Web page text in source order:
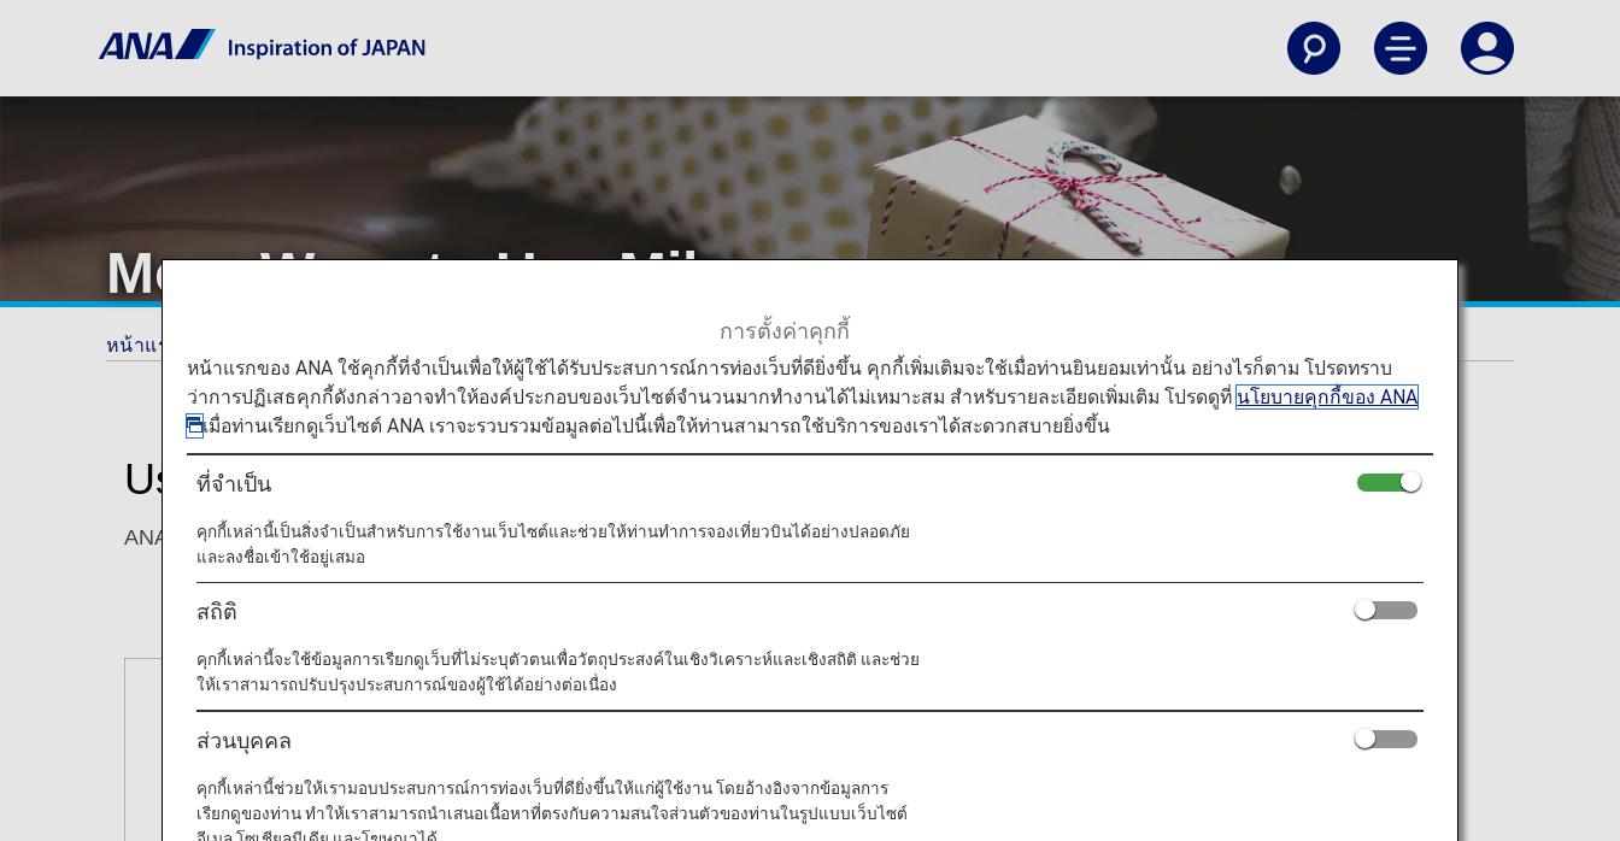
More Ways to Use Miles
หน้าแรก
Use ANA Miles for More Awards
ANA Mileage Club members can redeem miles for awards such as gift cards, airport transportation and more.
Redeem ANA Digital Coupons
Unlike ANA Value Vouchers, these electronic coupons can be
In stores, electronic coupons can be displayed and redeemed on
การตั้งค่าคุกกี้
หน้าแรกของ ANA ใช้คุกกี้ที่จำเป็นเพื่อให้ผู้ใช้ได้รับประสบการณ์การท่องเว็บที่ดียิ่งขึ้น คุกกี้เพิ่มเติมจะใช้เมื่อท่านยินยอมเท่านั้น อย่างไรก็ตาม โปรดทราบ
ว่าการปฏิเสธคุกกี้ดังกล่าวอาจทำให้องค์ประกอบของเว็บไซต์จำนวนมากทำงานได้ไม่เหมาะสม สำหรับรายละเอียดเพิ่มเติม โปรดดูที่ นโยบายคุกกี้ของ ANA
เมื่อท่านเรียกดูเว็บไซต์ ANA เราจะรวบรวมข้อมูลต่อไปนี้เพื่อให้ท่านสามารถใช้บริการของเราได้สะดวกสบายยิ่งขึ้น
ที่จำเป็น
คุกกี้เหล่านี้เป็นสิ่งจำเป็นสำหรับการใช้งานเว็บไซต์และช่วยให้ท่านทำการจองเที่ยวบินได้อย่างปลอดภัย
และลงชื่อเข้าใช้อยู่เสมอ
สถิติ
คุกกี้เหล่านี้จะใช้ข้อมูลการเรียกดูเว็บที่ไม่ระบุตัวตนเพื่อวัตถุประสงค์ในเชิงวิเคราะห์และเชิงสถิติ และช่วย
ให้เราสามารถปรับปรุงประสบการณ์ของผู้ใช้ได้อย่างต่อเนื่อง
ส่วนบุคคล
คุกกี้เหล่านี้ช่วยให้เรามอบประสบการณ์การท่องเว็บที่ดียิ่งขึ้นให้แก่ผู้ใช้งาน โดยอ้างอิงจากข้อมูลการ
เรียกดูของท่าน ทำให้เราสามารถนำเสนอเนื้อหาที่ตรงกับความสนใจส่วนตัวของท่านในรูปแบบเว็บไซต์